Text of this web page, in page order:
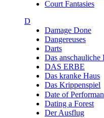
Court Fantasies
D
Damage Done
Dangereuses
Darts
Das anschauliche
DAS ERBE
Das kranke Haus
Das Krippenspiel
Dating a Forest
Der Ausflug